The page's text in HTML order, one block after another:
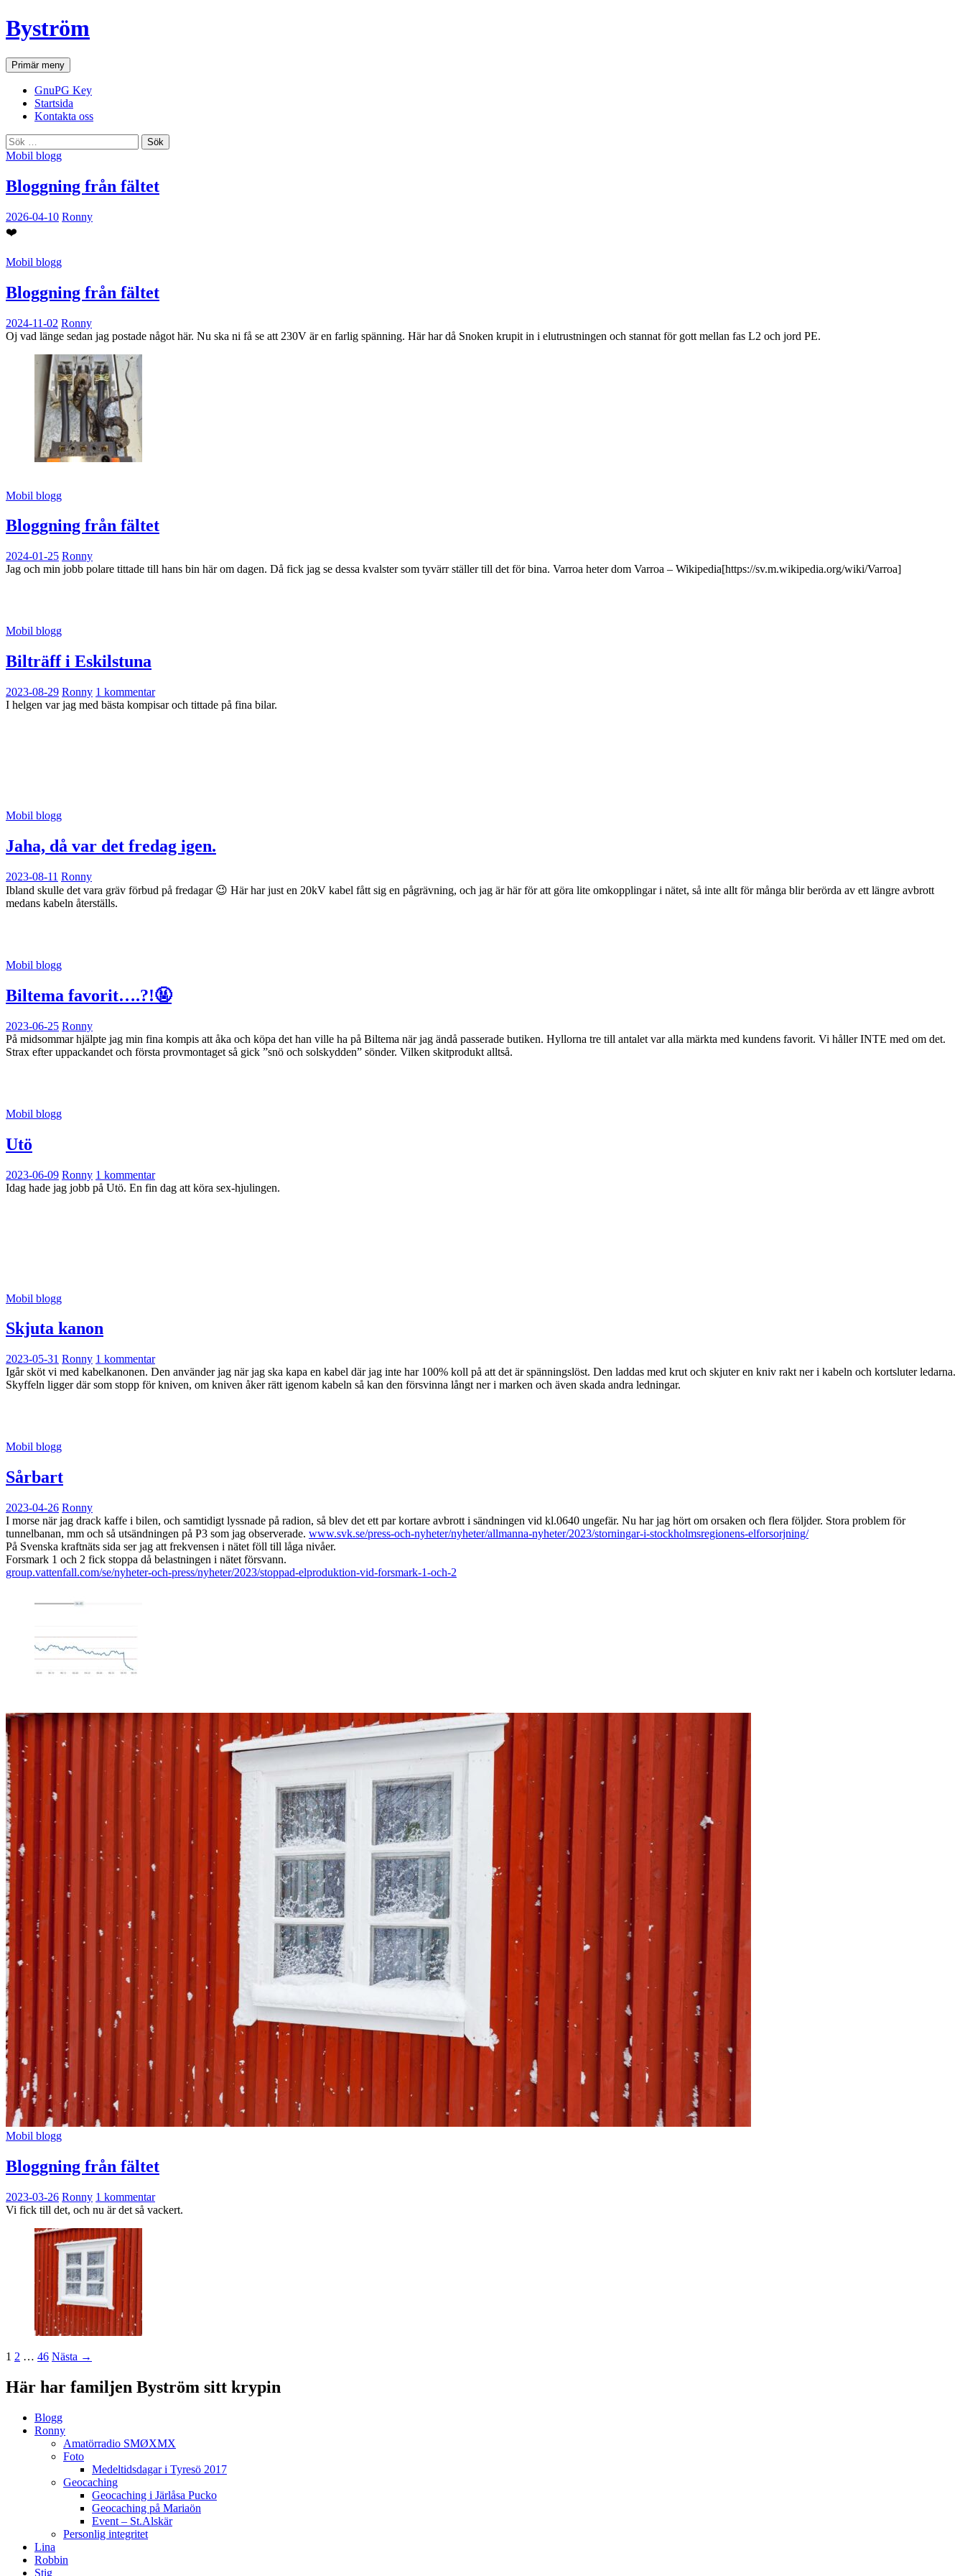
Hoppa
till
Byström
SökPrimär meny
GnuPG Key
Startsida
Kontakta oss
Sök
efter:
Mobil blogg
Bloggning från fältet
2026-04-10 Ronny
❤️
Mobil blogg
Bloggning från fältet
2024-11-02 Ronny
Oj vad länge sedan jag postade något här. Nu ska ni få se att 230V är en farlig spänning. Här har då Snoken krupit in i elutrustningen och stannat för gott mellan fas L2 och jord PE.
Mobil blogg
Bloggning från fältet
2024-01-25 Ronny
Jag och min jobb polare tittade till hans bin här om dagen. Då fick jag se dessa kvalster som tyvärr ställer till det för bina. Varroa heter dom Varroa – Wikipedia[https://sv.m.wikipedia.org/wiki/Varroa]
Mobil blogg
Bilträff i Eskilstuna
2023-08-29 Ronny 1 kommentar
I helgen var jag med bästa kompisar och tittade på fina bilar.
Mobil blogg
Jaha, då var det fredag igen.
2023-08-11 Ronny
Ibland skulle det vara gräv förbud på fredagar 😉 Här har just en 20kV kabel fått sig en pågrävning, och jag är här för att göra lite omkopplingar i nätet, så inte allt för många blir berörda av ett längre avbrott
medans kabeln återställs.
Mobil blogg
Biltema favorit….?!🤬
2023-06-25 Ronny
På midsommar hjälpte jag min fina kompis att åka och köpa det han ville ha på Biltema när jag ändå passerade butiken. Hyllorna tre till antalet var alla märkta med kundens favorit. Vi håller INTE med om det.
Strax efter uppackandet och första provmontaget så gick ”snö och solskydden” sönder. Vilken skitprodukt alltså.
Mobil blogg
Utö
2023-06-09 Ronny 1 kommentar
Idag hade jag jobb på Utö. En fin dag att köra sex-hjulingen.
Mobil blogg
Skjuta kanon
2023-05-31 Ronny 1 kommentar
Igår sköt vi med kabelkanonen. Den använder jag när jag ska kapa en kabel där jag inte har 100% koll på att det är spänningslöst. Den laddas med krut och skjuter en kniv rakt ner i kabeln och kortsluter ledarna.
Skyffeln ligger där som stopp för kniven, om kniven åker rätt igenom kabeln så kan den försvinna långt ner i marken och även skada andra ledningar.
Mobil blogg
Sårbart
2023-04-26 Ronny
I morse när jag drack kaffe i bilen, och samtidigt lyssnade på radion, så blev det ett par kortare avbrott i sändningen vid kl.0640 ungefär. Nu har jag hört om orsaken och flera följder. Stora problem för
tunnelbanan, mm och så utsändningen på P3 som jag observerade. www.svk.se/press-och-nyheter/nyheter/allmanna-nyheter/2023/storningar-i-stockholmsregionens-elforsorjning/
På Svenska kraftnäts sida ser jag att frekvensen i nätet föll till låga nivåer.
Forsmark 1 och 2 fick stoppa då belastningen i nätet försvann.
group.vattenfall.com/se/nyheter-och-press/nyheter/2023/stoppad-elproduktion-vid-forsmark-1-och-2
Mobil blogg
Bloggning från fältet
2023-03-26 Ronny 1 kommentar
Vi fick till det, och nu är det så vackert.
Inläggsnavigering
1 2 … 46 Nästa →
Här har familjen Byström sitt krypin
Blogg
Ronny
Amatörradio SMØXMX
Foto
Medeltidsdagar i Tyresö 2017
Geocaching
Geocaching i Järlåsa Pucko
Geocaching på Mariaön
Event – St.Alskär
Personlig integritet
Lina
Robbin
Stig